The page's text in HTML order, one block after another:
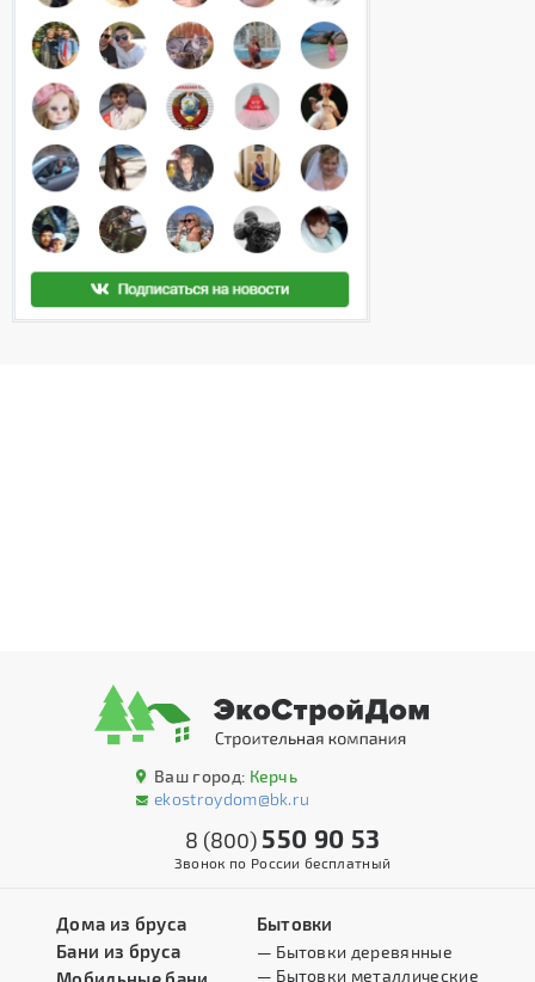
Ваш город: Керчь
ekostroydom@bk.ru
8 (800) 550 90 53
Звонок по России бесплатный
Дома из бруса
Бани из бруса
Бытовки
— Бытовки деревянные
— Бытовки металлические